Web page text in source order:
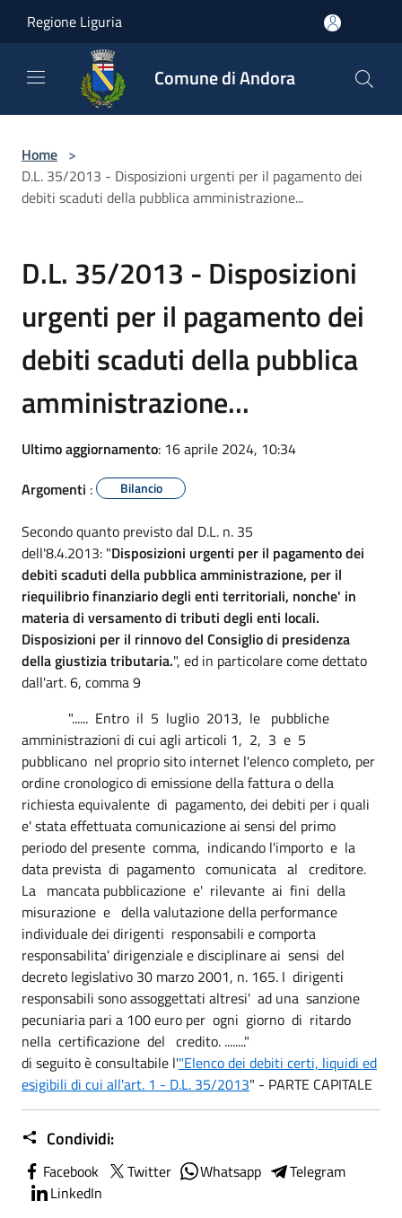
Regione Liguria
Comune di Andora
Home >
D.L. 35/2013 - Disposizioni urgenti per il pagamento dei
debiti scaduti della pubblica amministrazione...
D.L. 35/2013 - Disposizioni
urgenti per il pagamento dei
debiti scaduti della pubblica
amministrazione...
Ultimo aggiornamento: 16 aprile 2024, 10:34
Argomenti : Bilancio
Secondo quanto previsto dal D.L. n. 35
dell'8.4.2013: "Disposizioni urgenti per il pagamento dei
debiti scaduti della pubblica amministrazione, per il
riequilibrio finanziario degli enti territoriali, nonche' in
materia di versamento di tributi degli enti locali.
Disposizioni per il rinnovo del Consiglio di presidenza
della giustizia tributaria.", ed in particolare come dettato
dall'art. 6, comma 9
"...... Entro il 5 luglio 2013, le pubbliche
amministrazioni di cui agli articoli 1, 2, 3 e 5
pubblicano nel proprio sito internet l'elenco completo, per
ordine cronologico di emissione della fattura o della
richiesta equivalente di pagamento, dei debiti per i quali
e' stata effettuata comunicazione ai sensi del primo
periodo del presente comma, indicando l'importo e la
data prevista di pagamento comunicata al creditore.
La mancata pubblicazione e' rilevante ai fini della
misurazione e della valutazione della performance
individuale dei dirigenti responsabili e comporta
responsabilita' dirigenziale e disciplinare ai sensi del
decreto legislativo 30 marzo 2001, n. 165. I dirigenti
responsabili sono assoggettati altresi' ad una sanzione
pecuniaria pari a 100 euro per ogni giorno di ritardo
nella certificazione del credito. ........"
di seguito è consultabile l'"Elenco dei debiti certi, liquidi ed
esigibili di cui all'art. 1 - D.L. 35/2013" - PARTE CAPITALE
Condividi:
Facebook Twitter Whatsapp
Telegram
LinkedIn